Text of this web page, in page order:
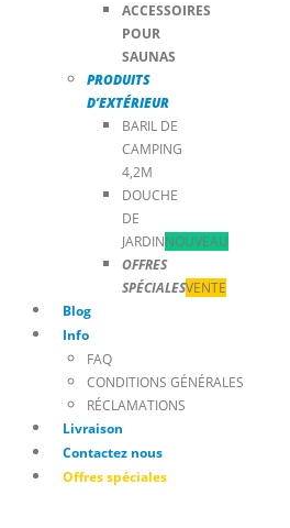
ACCESSOIRES
POUR
SAUNAS
PRODUITS
D’EXTÉRIEUR
BARIL DE
CAMPING
4,2M
DOUCHE
DE
JARDINNOUVEAU
OFFRES
SPÉCIALESVENTE
Blog
Info
FAQ
CONDITIONS GÉNÉRALES
RÉCLAMATIONS
Livraison
Contactez nous
Offres spéciales